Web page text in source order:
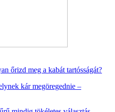
őrizd meg a kabát tartósságát?
kár megöregednie –